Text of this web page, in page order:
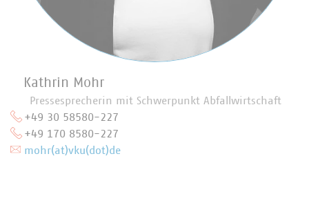
Kathrin Mohr
Pressesprecherin mit Schwerpunkt Abfallwirtschaft
+49 30 58580-227
+49 170 8580-227
mohr(at)vku(dot)de